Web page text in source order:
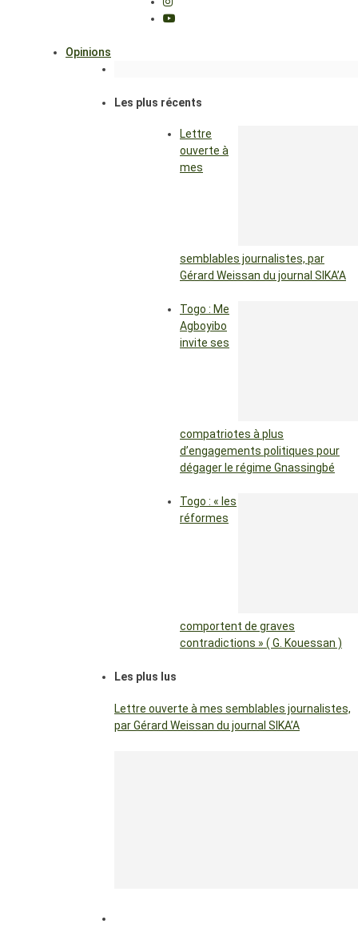
Opinions
Les plus récents
Lettre
ouverte à
mes
semblables journalistes, par
Gérard Weissan du journal SIKA’A
Togo : Me
Agboyibo
invite ses
compatriotes à plus
d’engagements politiques pour
dégager le régime Gnassingbé
Togo : « les
réformes
comportent de graves
contradictions » ( G. Kouessan )
Les plus lus
Lettre ouverte à mes semblables journalistes,
par Gérard Weissan du journal SIKA’A